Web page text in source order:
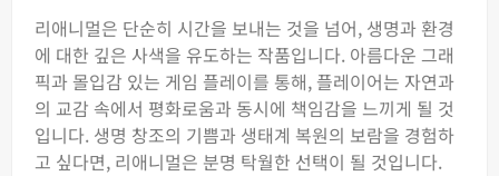
리애니멀은 단순히 시간을 보내는 것을 넘어, 생명과 환경
에 대한 깊은 사색을 유도하는 작품입니다. 아름다운 그래
픽과 몰입감 있는 게임 플레이를 통해, 플레이어는 자연과
의 교감 속에서 평화로움과 동시에 책임감을 느끼게 될 것
입니다. 생명 창조의 기쁨과 생태계 복원의 보람을 경험하
고 싶다면, 리애니멀은 분명 탁월한 선택이 될 것입니다.